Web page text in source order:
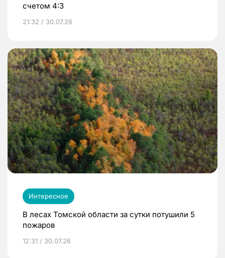
счетом 4:3
21:32 / 30.07.26
Интересное
В лесах Томской области за сутки потушили 5
пожаров
12:31 / 30.07.26